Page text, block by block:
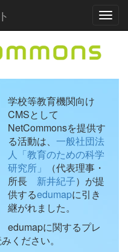
学校等教育機関向け
CMSとして
NetCommonsを提供す
る活動は、 一般社団法
人「教育のための科学
研究所」
（代表理事・
所長 新井紀子）が提
供するedumapに引き
継がれました。
edumapに関するプレ
ください。